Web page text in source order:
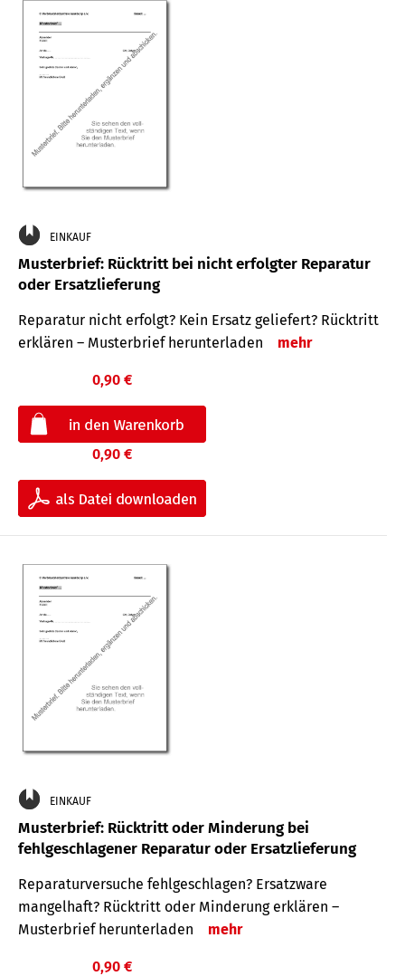
EINKAUF
Musterbrief: Rücktritt bei nicht erfolgter Reparatur
oder Ersatzlieferung
Reparatur nicht erfolgt? Kein Ersatz geliefert? Rücktritt
erklären – Musterbrief herunterladen
mehr
0,90 €
0,90 €
EINKAUF
Musterbrief: Rücktritt oder Minderung bei
fehlgeschlagener Reparatur oder Ersatzlieferung
Reparaturversuche fehlgeschlagen? Ersatzware
mangelhaft? Rücktritt oder Minderung erklären –
Musterbrief herunterladen
mehr
0,90 €